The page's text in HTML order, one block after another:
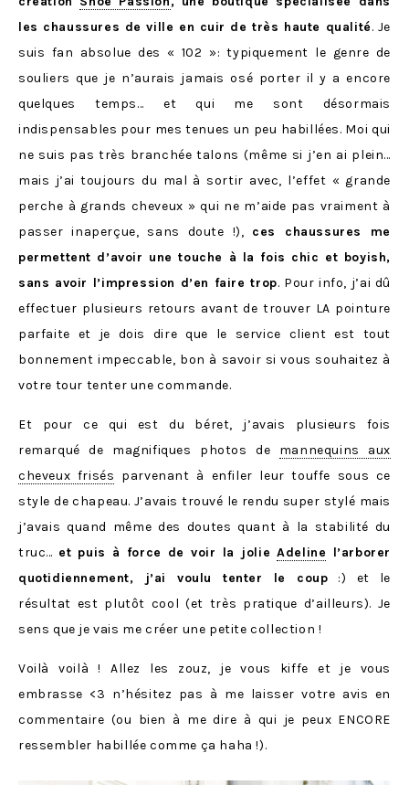
les chaussures de ville en cuir de très haute qualité. Je
suis fan absolue des « 102 »: typiquement le genre de
souliers que je n’aurais jamais osé porter il y a encore
quelques temps… et qui me sont désormais
indispensables pour mes tenues un peu habillées. Moi qui
ne suis pas très branchée talons (même si j’en ai plein…
mais j’ai toujours du mal à sortir avec, l’effet « grande
perche à grands cheveux » qui ne m’aide pas vraiment à
passer inaperçue, sans doute !), ces chaussures me
permettent d’avoir une touche à la fois chic et boyish,
sans avoir l’impression d’en faire trop. Pour info, j’ai dû
effectuer plusieurs retours avant de trouver LA pointure
parfaite et je dois dire que le service client est tout
bonnement impeccable, bon à savoir si vous souhaitez à
votre tour tenter une commande.
Et pour ce qui est du béret, j’avais plusieurs fois
remarqué de magnifiques photos de mannequins aux
cheveux frisés parvenant à enfiler leur touffe sous ce
style de chapeau. J’avais trouvé le rendu super stylé mais
j’avais quand même des doutes quant à la stabilité du
truc… et puis à force de voir la jolieAdeline l’arborer
quotidiennement, j’ai voulu tenter le coup :) et le
résultat est plutôt cool (et très pratique d’ailleurs). Je
sens que je vais me créer une petite collection !
Voilà voilà ! Allez les zouz, je vous kiffe et je vous
embrasse <3 n’hésitez pas à me laisser votre avis en
commentaire (ou bien à me dire à qui je peux ENCORE
ressembler habillée comme ça haha !).